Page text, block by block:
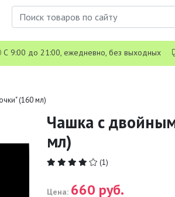
С 9:00 до 21:00, ежедневно, без выходных
(160 мл)
Чашка с
мл)
(1)
Цена: 660 руб.